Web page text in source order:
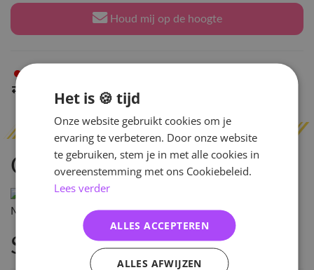
Houd mij op de hoogte
Indien op voorraad
Omschrijving
Specificaties
Het is 🍪 tijd
Onze website gebruikt cookies om je
ervaring te verbeteren. Door onze website
te gebruiken, stem je in met alle cookies in
overeenstemming met ons Cookiebeleid.
Lees verder
ALLES ACCEPTEREN
ALLES AFWIJZEN